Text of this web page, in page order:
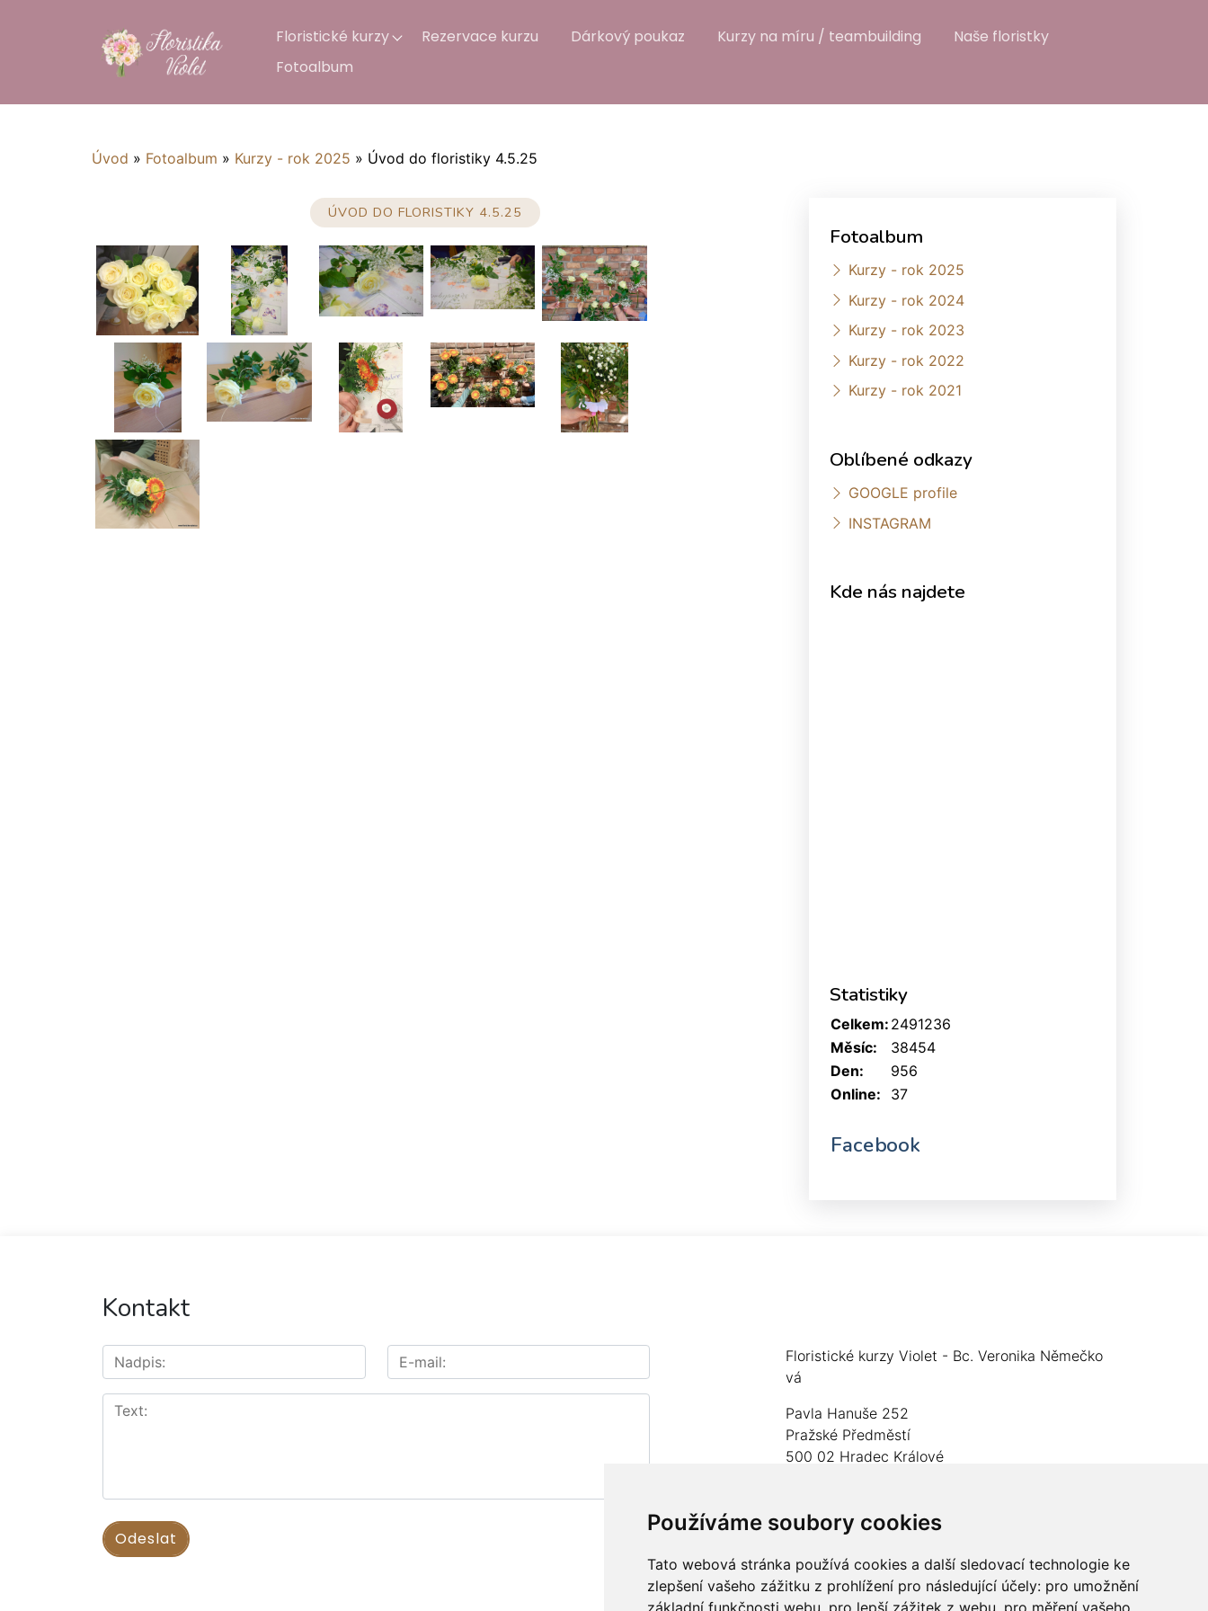
Používáme soubory cookies
Tato webová stránka používá cookies a další sledovací technologie ke
zlepšení vašeho zážitku z prohlížení pro následující účely: pro umožnění
základní funkčnosti webu pro lepší zážitek z webu pro měření vašeho
Floristické kurzy Rezervace kurzu Dárkový poukaz Kurzy na míru / teambuilding
Naše floristky
Fotoalbum
Úvod » Fotoalbum » Kurzy - rok 2025 » Úvod do floristiky 4.5.25
ÚVOD DO FLORISTIKY 4.5.25
Fotoalbum
Kurzy - rok 2025
Kurzy - rok 2024
Kurzy - rok 2023
Kurzy - rok 2022
Kurzy - rok 2021
Oblíbené odkazy
GOOGLE profile
INSTAGRAM
Kde nás najdete
Statistiky
Online: 37
Celkem: 2491236
Měsíc:
38454
Den:
956
Facebook
Kontakt
Floristické kurzy Violet - Bc. Veronika Němečko
vá
Pavla Hanuše 252
Pražské Předměstí
500 02 Hradec Králové
číslo účtu: 2600989157/2010
Telefon: +420 737 982 070
E-mail:floristika.violet@email.cz